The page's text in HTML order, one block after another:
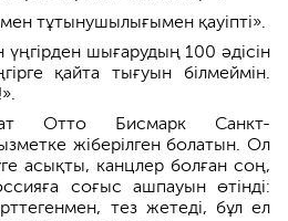
тұтынушылығымен қауіпті».
шығарудың 100 әдісін
қайта тығуын білмеймін.
Отто Бисмарк Санкт-
жіберілген болатын. Ол
асықты, канцлер болған соң,
соғыс ашпауын өтінді:
тез жетеді, бұл ел